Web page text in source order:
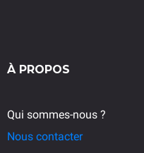
À PROPOS
Qui sommes-nous ?
Nous contacter